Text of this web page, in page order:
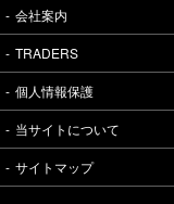
会社案内
TRADERS
個人情報保護
当サイトについて
サイトマップ